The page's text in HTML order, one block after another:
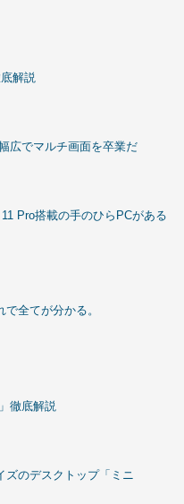
解説
広でマルチ画面を卒業だ
Pro搭載の手のひらPCがある
全てが分かる。
徹底解説
のデスクトップ「ミニ